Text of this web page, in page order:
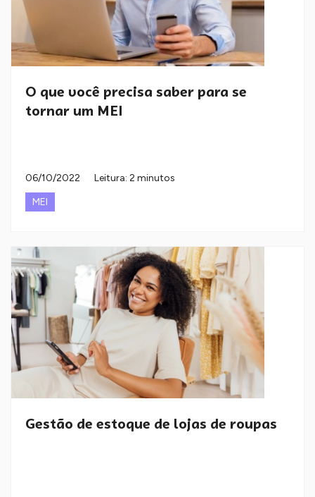
O que você precisa saber para se
tornar um MEI
06/10/2022
Leitura: 2 minutos
MEI
Gestão de estoque de lojas de roupas